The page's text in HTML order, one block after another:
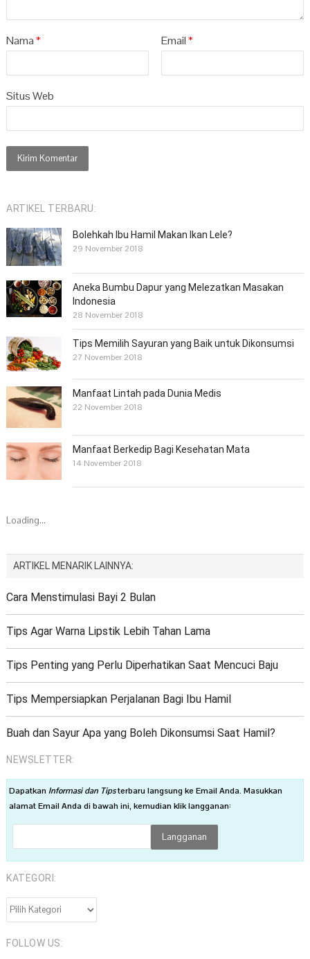
Nama* Email*
Situs Web
ARTIKEL TERBARU:
Bolehkah Ibu Hamil Makan Ikan Lele?
29 November 2018
Aneka Bumbu Dapur yang Melezatkan Masakan
Indonesia
28 November 2018
Tips Memilih Sayuran yang Baik untuk Dikonsumsi
27 November 2018
Manfaat Lintah pada Dunia Medis
22 November 2018
Manfaat Berkedip Bagi Kesehatan Mata
14 November 2018
Loading...
ARTIKEL MENARIK LAINNYA:
Cara Menstimulasi Bayi 2 Bulan
Tips Agar Warna Lipstik Lebih Tahan Lama
Tips Penting yang Perlu Diperhatikan Saat Mencuci Baju
Tips Mempersiapkan Perjalanan Bagi Ibu Hamil
Buah dan Sayur Apa yang Boleh Dikonsumsi Saat Hamil?
NEWSLETTER:
DapatkanInformasi dan Tipsterbaru langsung ke Email Anda. Masukkan
alamat Email Anda di bawah ini, kemudian klik langganan:
KATEGORI:
KATEGORI:
FOLLOW US: